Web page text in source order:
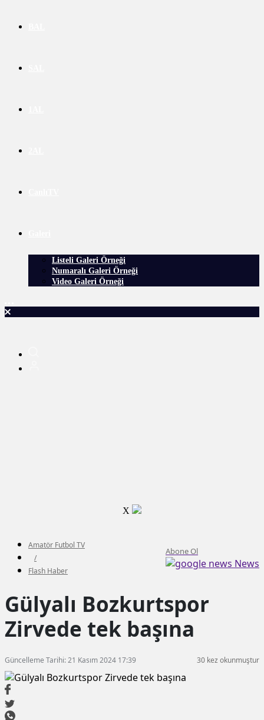
Listeli Galeri Örneği
Numaralı Galeri Örneği
Video Galeri Örneği
X
Amatör Futbol TV
/
Flash Haber
Abone Ol
News
Gülyalı Bozkurtspor
Zirvede tek başına
30 kez okunmuştur
Güncelleme Tarihi: 21 Kasım 2024 17:39